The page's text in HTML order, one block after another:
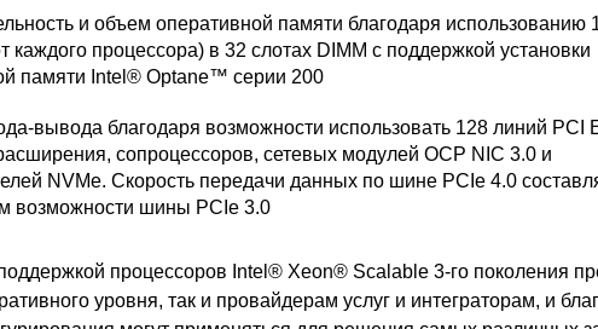
и объем оперативной памяти благодаря использованию
каждого процессора) в 32 слотах DIMM с поддержкой установки
памяти Intel® Optane™ серии 200
вывода благодаря возможности использовать 128 линий PCI
сопроцессоров, сетевых модулей OCP NIC 3.0 и
NVMe. Скорость передачи данных по шине PCIe 4.0
возможности шины PCIe 3.0
процессоров Intel® Xeon® Scalable 3-го поколения
уровня, так и провайдерам услуг и интеграторам, и